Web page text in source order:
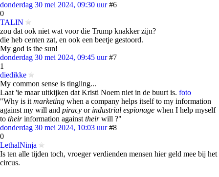
donderdag 30 mei 2024, 09:30 uur #6
0
TALIN
zou dat ook niet wat voor die Trump knakker zijn?
die heb centen zat, en ook een beetje gestoord.
My god is the sun!
donderdag 30 mei 2024, 09:45 uur #7
1
diedikke
My common sense is tingling...
Laat 'ie maar uitkijken dat Kristi Noem niet in de buurt is. foto
"Why is it marketing when a company helps itself to my information
against my will and piracy or industrial espionage when I help myself
to theirinformation against theirwill ?"
donderdag 30 mei 2024, 10:03 uur #8
0
LethalNinja
Is ten alle tijden toch, vroeger verdienden mensen hier geld mee bij het
circus.